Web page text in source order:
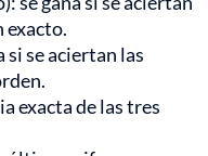
exacto.
si se aciertan las
exacta de las tres